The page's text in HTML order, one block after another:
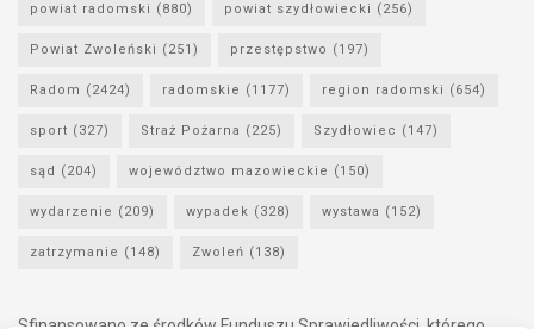
powiat radomski (880) powiat szydłowiecki (256)
Powiat Zwoleński (251) przestępstwo (197)
Radom (2424) radomskie (1177) region radomski (654)
sport (327) Straż Pożarna (225) Szydłowiec (147)
sąd (204) województwo mazowieckie (150)
wydarzenie (209) wypadek (328) wystawa (152)
zatrzymanie (148) Zwoleń (138)